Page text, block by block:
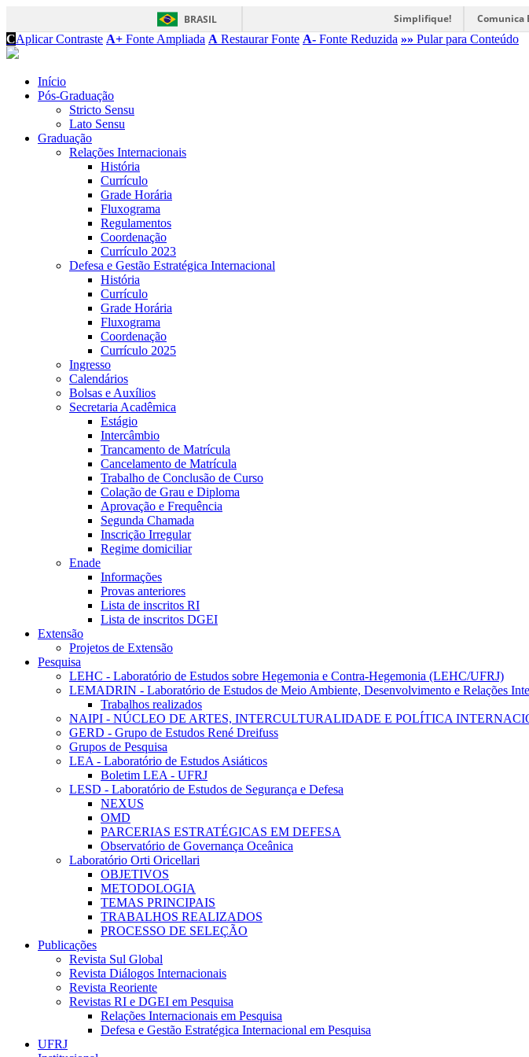
BRASIL Simplifique! Comunica
CAplicar Contraste A+ Fonte Ampliada A Restaurar Fonte A- Fonte Reduzida »» Pular para Conteúdo
Início
Pós-Graduação
Stricto Sensu
Lato Sensu
Graduação
Relações Internacionais
História
Currículo
Grade Horária
Fluxograma
Regulamentos
Coordenação
Currículo 2023
Defesa e Gestão Estratégica Internacional
História
Currículo
Grade Horária
Fluxograma
Coordenação
Currículo 2025
Ingresso
Calendários
Bolsas e Auxílios
Secretaria Acadêmica
Estágio
Intercâmbio
Trancamento de Matrícula
Cancelamento de Matrícula
Trabalho de Conclusão de Curso
Colação de Grau e Diploma
Aprovação e Frequência
Segunda Chamada
Inscrição Irregular
Regime domiciliar
Enade
Informações
Provas anteriores
Lista de inscritos RI
Lista de inscritos DGEI
Extensão
Projetos de Extensão
Pesquisa
LEHC - Laboratório de Estudos sobre Hegemonia e Contra-Hegemonia (LEHC/UFRJ)
LEMADRIN - Laboratório de Estudos de Meio Ambiente, Desenvolvimento e Relações
Trabalhos realizados
NAIPI - NÚCLEO DE ARTES, INTERCULTURALIDADE E POLÍTICA
GERD - Grupo de Estudos René Dreifuss
Grupos de Pesquisa
LEA - Laboratório de Estudos Asiáticos
Boletim LEA - UFRJ
LESD - Laboratório de Estudos de Segurança e Defesa
NEXUS
OMD
PARCERIAS ESTRATÉGICAS EM DEFESA
Observatório de Governança Oceânica
Laboratório Orti Oricellari
OBJETIVOS
METODOLOGIA
TEMAS PRINCIPAIS
TRABALHOS REALIZADOS
PROCESSO DE SELEÇÃO
Publicações
Revista Sul Global
Revista Diálogos Internacionais
Revista Reoriente
Revistas RI e DGEI em Pesquisa
Relações Internacionais em Pesquisa
Defesa e Gestão Estratégica Internacional em Pesquisa
UFRJ